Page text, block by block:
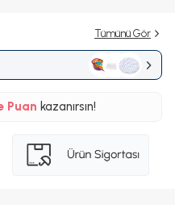
Tümünü Gör
Puan kazanırsın!